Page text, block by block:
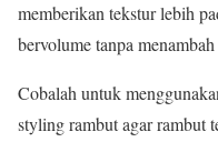
memberikan tekstur lebih
bervolume tanpa
Cobalah untuk
styling rambut agar rambut